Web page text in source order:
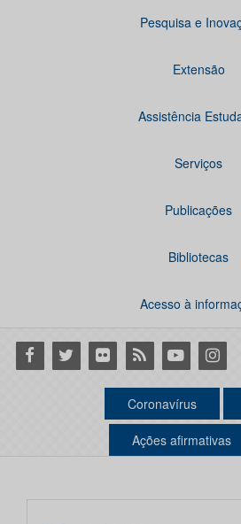
Pesquisa e
Extensão
Assistência
Serviços
Publicações
Bibliotecas
Acesso à
Facebook
Twitter Flickr RSS Youtube
Coronavírus
Ações afirmativas